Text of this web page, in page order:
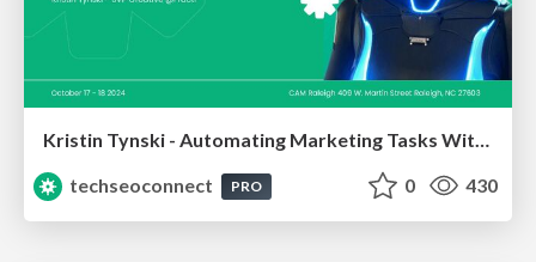
Kristin Tynski - Automating Marketing Tasks With AI
techseoconnect
PRO 0 430